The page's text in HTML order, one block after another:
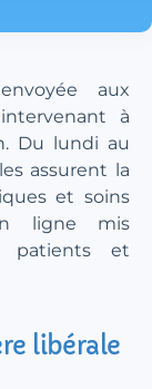
aux
à
Du lundi au
assurent la
et soins
ligne mis
patients et
libérale